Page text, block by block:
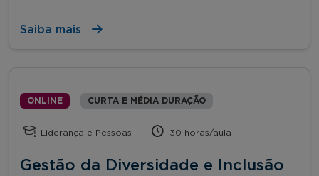
Saiba mais
ONLINE CURTA E MÉDIA DURAÇÃO
Liderança e Pessoas 30 horas/aula
Gestão da Diversidade e Inclusão